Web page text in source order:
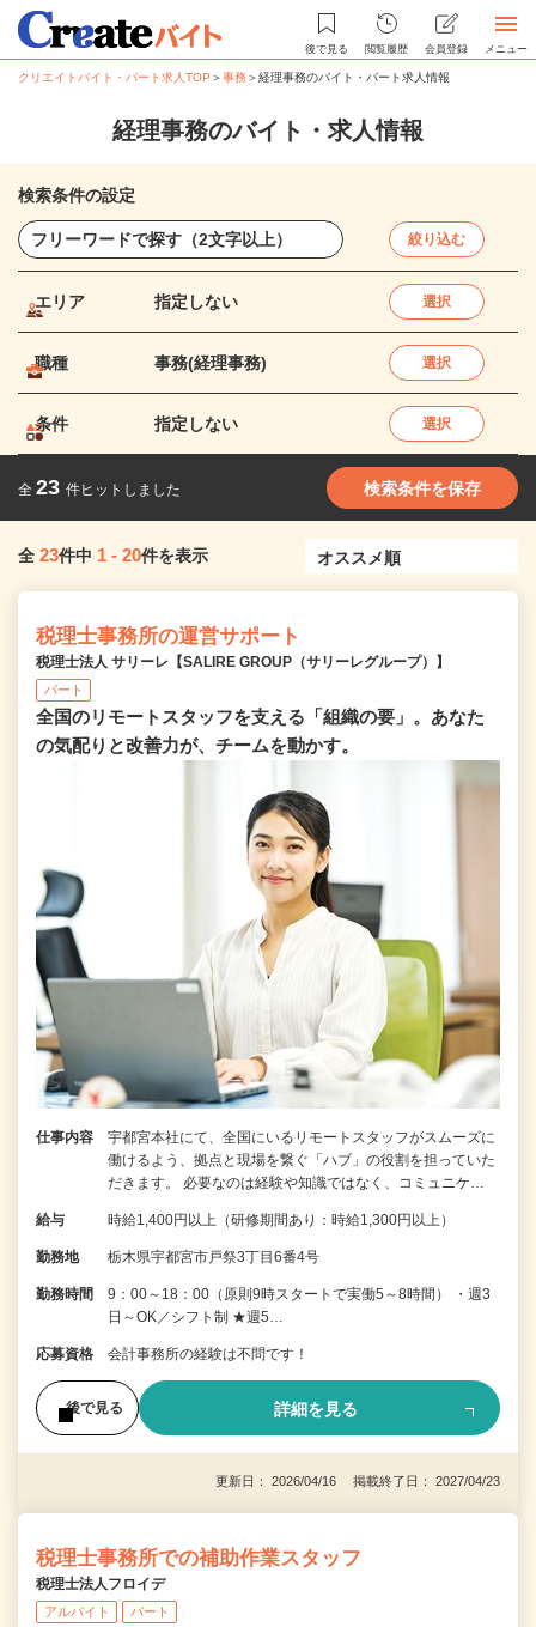
後で見る 閲覧履歴 会員登録 メニュー
クリエイトバイト・パート求人TOP ＞事務＞経理事務のバイト・パート求人情報
経理事務のバイト・求人情報
検索条件の設定
絞り込む
エリア 指定しない 選択
職種 事務(経理事務) 選択
条件 指定しない 選択
全 23 件ヒットしました 検索条件を保存
全 23件中 1 - 20件を表示
税理士事務所の運営サポート
税理士法人 サリーレ【SALIRE GROUP（サリーレグループ）】
パート
全国のリモートスタッフを支える「組織の要」。あなた
の気配りと改善力が、チームを動かす。
仕事内容
宇都宮本社にて、全国にいるリモートスタッフがスムーズに
働けるよう、拠点と現場を繋ぐ「ハブ」の役割を担っていた
だきます。 必要なのは経験や知識ではなく、コミュニケ…
給与 時給1,400円以上（研修期間あり：時給1,300円以上）
勤務地 栃木県宇都宮市戸祭3丁目6番4号
勤務時間
9：00～18：00（原則9時スタートで実働5～8時間） ・週3
日～OK／シフト制 ★週5…
応募資格 会計事務所の経験は不問です！
後で見る 詳細を見る
更新日： 2026/04/16 掲載終了日： 2027/04/23
税理士事務所での補助作業スタッフ
税理士法人フロイデ
アルバイト パート